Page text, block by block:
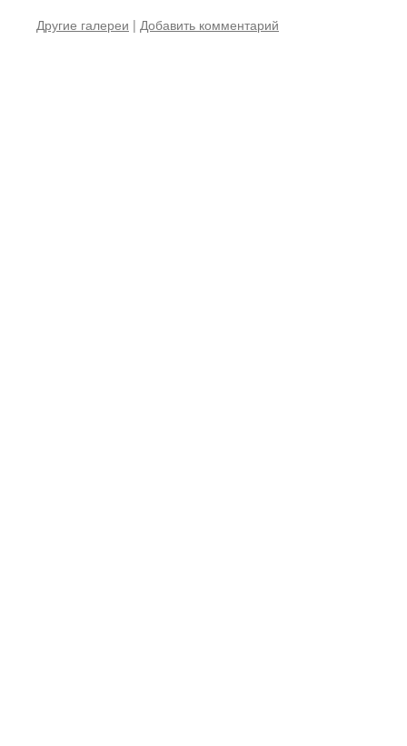
Другие галереи | Добавить комментарий